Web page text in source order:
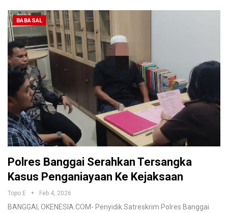
BABASAL
Polres Banggai Serahkan Tersangka
Kasus Penganiayaan Ke Kejaksaan
Topo E Feb 4, 2026
BANGGAI, OKENESIA.COM- Penyidik Satreskrim Polres Banggai